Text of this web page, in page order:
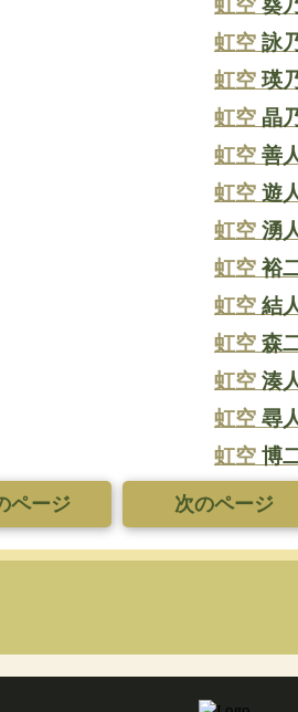
虹空 葵
虹空 詠
虹空 瑛
虹空 晶
虹空 善
虹空 遊
虹空 湧
虹空 裕
虹空 結
虹空 森
虹空 湊
虹空 尋
虹空 博
ページ 次のページ